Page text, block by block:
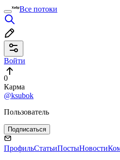
Все потоки
Войти
0
Карма
@ksubok
Пользователь
Подписаться
ПрофильСтатьиПостыНовости